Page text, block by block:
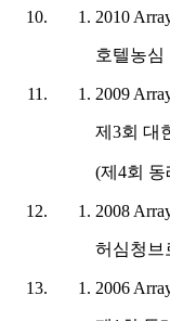
2010
호텔농심
2009
제3회 대
(제4회
2008
허심청브
2006